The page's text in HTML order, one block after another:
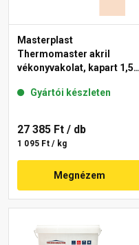
Masterplast
Thermomaster akril
vékonyvakolat, kapart 1,5
Gyártói készleten
27 385 Ft / db
1 095 Ft / kg
Megnézem